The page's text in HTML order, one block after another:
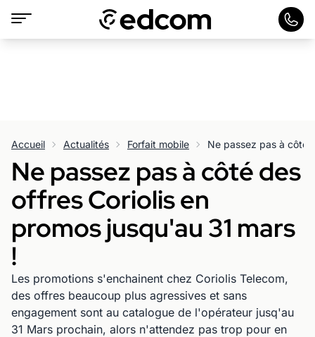
Accueil Actualités Forfait mobile
Ne passez pas à côté des
offres Coriolis en
promos jusqu'au 31 mars
!
Les promotions s'enchainent chez Coriolis Telecom,
des offres beaucoup plus agressives et sans
engagement sont au catalogue de l'opérateur jusq'au
31 Mars prochain, alors n'attendez pas trop pour en